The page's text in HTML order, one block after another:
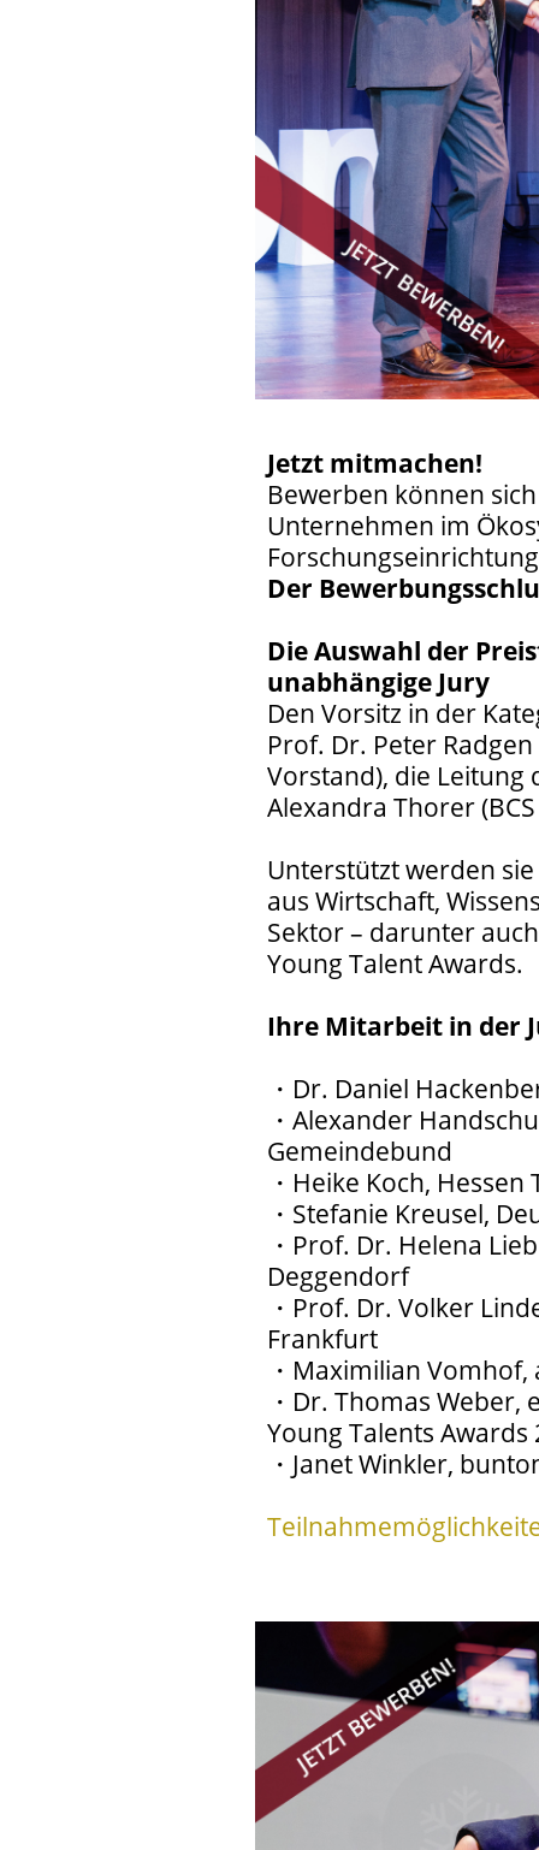
Jetzt mitmachen!
Bewerben können
Unternehmen im
Der
Die Auswahl der
unabhängige Jury
Den Vorsitz in der
Prof. Dr. Peter
Vorstand), die Leitung
Alexandra Thorer
Unterstützt werden
aus Wirtschaft,
Sektor – darunter
Young Talent Awards.
Ihre Mitarbeit in der
・Dr. Daniel
・Alexander
Gemeindebund
・Heike Koch,
・Stefanie Kreusel,
・Prof. Dr. Helena
Deggendorf
・Prof. Dr. Volker
Frankfurt
・Maximilian Vomhof,
・Dr. Thomas Weber,
Young Talents Awards
・Janet Winkler,